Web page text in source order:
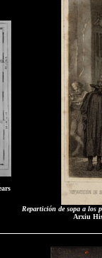
Repartición de sopa a los
Arxiu